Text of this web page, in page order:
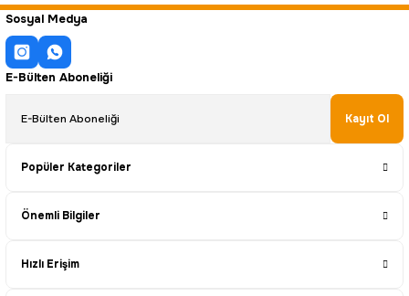
Sosyal Medya
E-Bülten Aboneliği
Kayıt Ol
Popüler Kategoriler
Önemli Bilgiler
Hızlı Erişim